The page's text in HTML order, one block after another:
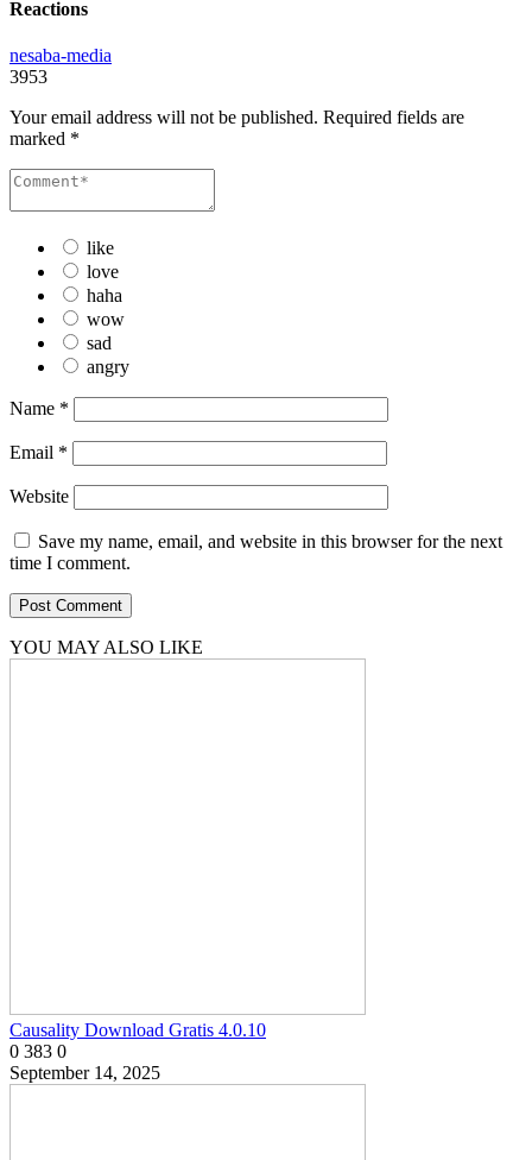
Reactions
nesaba-media
3953
Your email address will not be published. Required fields are
marked *
like
love
haha
wow
sad
angry
Name *
Email *
Website
Save my name, email, and website in this browser for the next
time I comment.
YOU MAY ALSO LIKE
Causality Download Gratis 4.0.10
0 383 0
September 14, 2025